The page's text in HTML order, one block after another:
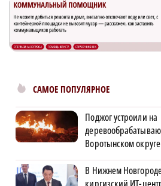
САМОЕ ПОПУЛЯРНОЕ
Поджог устроили на
Воротынском округе
В Нижнем